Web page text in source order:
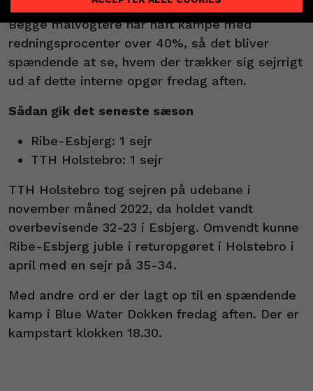
svenske Niklas Kraft og norske Sander Heieren.
Begge målvogtere har haft kampe med
redningsprocenter over 40%, så det bliver
spændende at se, hvem der trækker sig sejrrigt
ud af dette interne opgør fredag aften.
Sådan gik det seneste sæson
Ribe-Esbjerg: 1 sejr
TTH Holstebro: 1 sejr
TTH Holstebro tog sejren på udebane i
november måned 2022, da holdet vandt
overbevisende 32-23 i Esbjerg. Omvendt kunne
Ribe-Esbjerg juble i returopgøret i Holstebro i
april med en sejr på 35-34.
Med andre ord er der lagt op til en spændende
kamp i Blue Water Dokken fredag aften. Der er
kampstart klokken 18.30.